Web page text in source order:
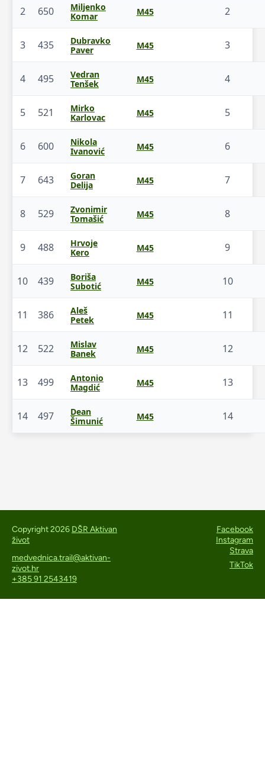
2 650
Miljenko
Komar
M45 2
3 435
Dubravko
Paver
M45 3
4 495
Vedran
Tenšek
M45 4
5 521
Mirko
Karlovac
M45 5
6 600
Nikola
Ivanović
M45 6
7 643
Goran
Delija
M45 7
8 529
Zvonimir
Tomašić
M45 8
9 488
Hrvoje
Kero
M45 9
10 439
Boriša
Subotić
M45 10
11 386
Aleš
Petek
M45 11
12 522
Mislav
Banek
M45 12
13 499
Antonio
Magdić
M45 13
14 497
Dean
Šimunić
M45 14
Copyright 2026 DŠR Aktivan
život
medvednica.trail@aktivan-
zivot.hr
+385 91 2543419
Facebook
Instagram
Strava
TikTok